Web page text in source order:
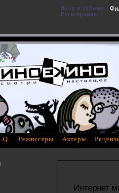
Интернет
Режиссеры Актеры
Вход в кабинет
Регистрация